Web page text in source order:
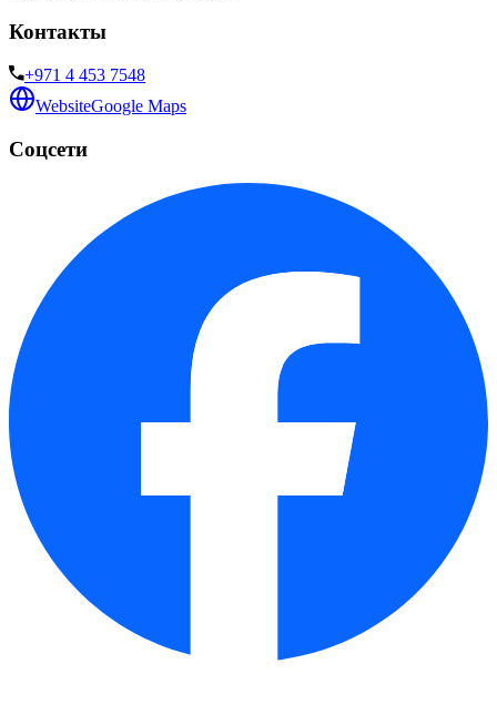
Контакты
+971 4 453 7548
WebsiteGoogle Maps
Соцсети